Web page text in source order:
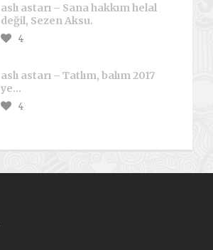
aslı astarı – Sana hakkım helal
değil, Sezen Aksu.
4
aslı astarı – Tatlım, balım 2017
ye…
4